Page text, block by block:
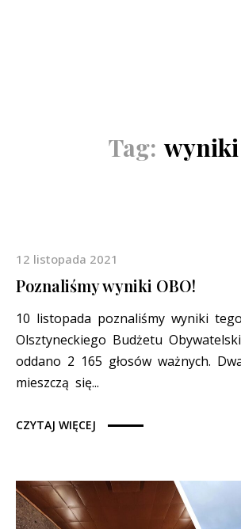
Tag: wyniki
12 listopada 2021
Poznaliśmy wyniki OBO!
10 listopada poznaliśmy wyniki
Olsztyneckiego Budżetu
oddano 2 165 głosów ważnych.
mieszczą się...
CZYTAJ WIĘCEJ